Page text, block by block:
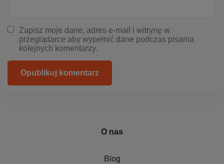
Zapisz moje dane, adres e-mail i witrynę w
przeglądarce aby wypełnić dane podczas pisania
kolejnych komentarzy.
Opublikuj komentarz
O nas
Blog